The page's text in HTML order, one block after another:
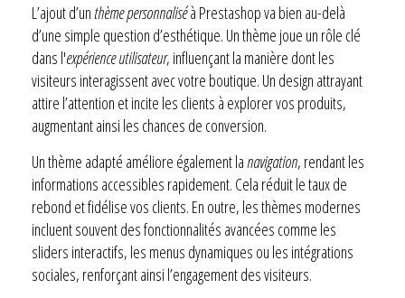
L’ajout d’unthème personnaliséà Prestashop va bien au-delà
d’une simple question d’esthétique. Un thème joue un rôle clé
dans l'expérience utilisateur, influençant la manière dont les
visiteurs interagissent avec votre boutique. Un design attrayant
attire l’attention et incite les clients à explorer vos produits,
augmentant ainsi les chances de conversion.
Un thème adapté améliore également la navigation, rendant les
informations accessibles rapidement. Cela réduit le taux de
rebond et fidélise vos clients. En outre, les thèmes modernes
incluent souvent des fonctionnalités avancées comme les
sliders interactifs, les menus dynamiques ou les intégrations
sociales, renforçant ainsi l’engagement des visiteurs.